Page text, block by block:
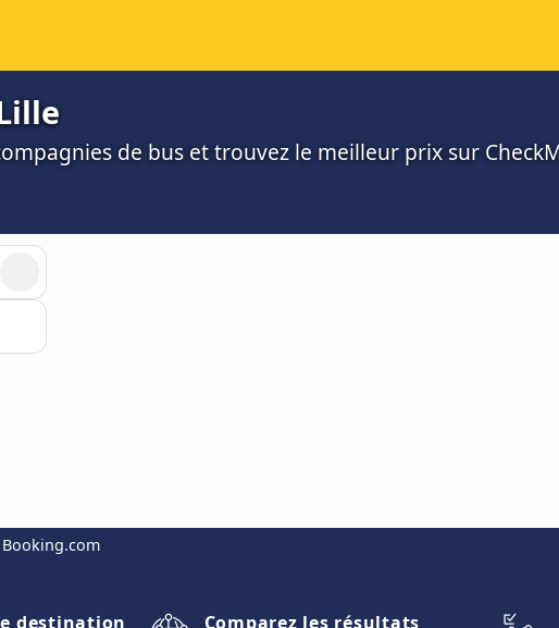
de bus et trouvez le meilleur prix sur
destination
Comparez les résultats